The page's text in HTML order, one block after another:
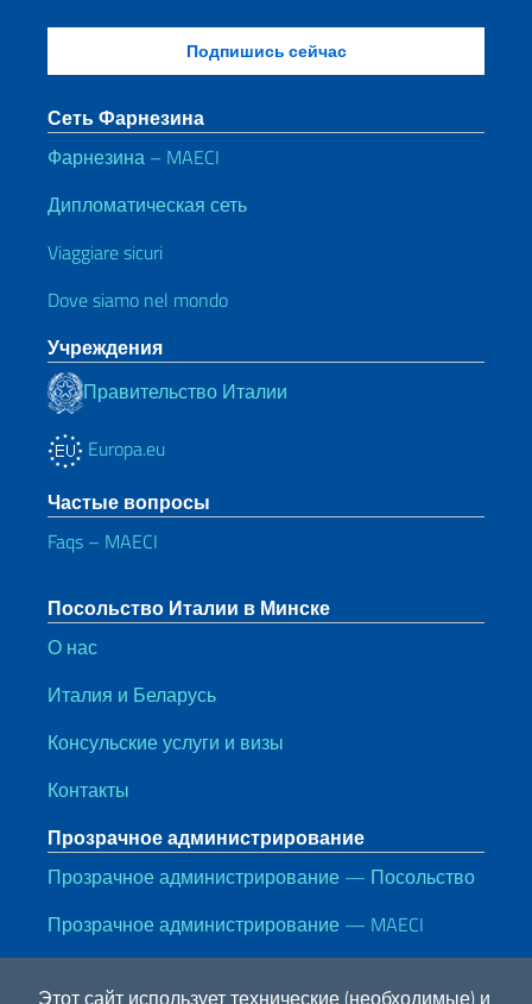
Этот сайт использует технические (необходимые) и
Сеть Фарнезина
Фарнезина – MAECI
Дипломатическая сеть
Viaggiare sicuri
Dove siamo nel mondo
Учреждения
Правительство Италии
Europa.eu
Частые вопросы
Faqs – MAECI
Посольство Италии в Минске
О нас
Италия и Беларусь
Консульские услуги и визы
Контакты
Прозрачное администрирование
Прозрачное администрирование — Посольство
Прозрачное администрирование — MAECI
Полезные ссылки